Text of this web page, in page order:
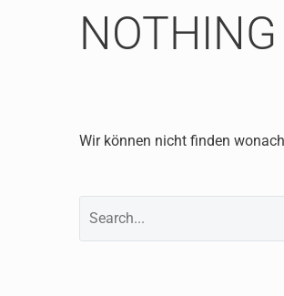
NOTHING
Wir können nicht finden